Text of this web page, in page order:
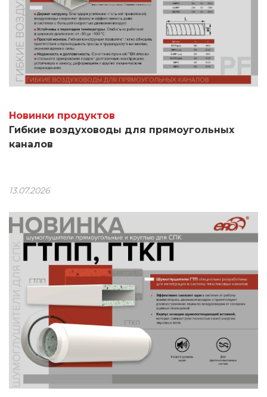
Новинки продуктов
Гибкие воздуховоды для прямоугольных
каналов
13.07.2026